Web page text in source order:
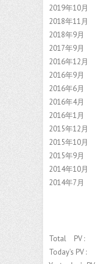
2019年10月
2018年11月
2018年9月
2017年9月
2016年12月
2016年9月
2016年6月
2016年4月
2016年1月
2015年12月
2015年10月
2015年9月
2014年10月
2014年7月
Total PV :
Today's PV :